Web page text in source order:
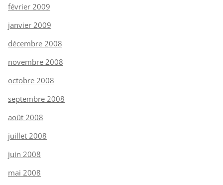
février 2009
janvier 2009
décembre 2008
novembre 2008
octobre 2008
septembre 2008
août 2008
juillet 2008
juin 2008
mai 2008